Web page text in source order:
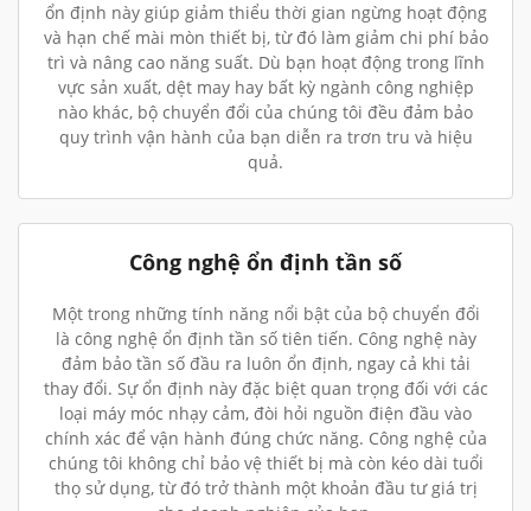
ổn định này giúp giảm thiểu thời gian ngừng hoạt động
và hạn chế mài mòn thiết bị, từ đó làm giảm chi phí bảo
trì và nâng cao năng suất. Dù bạn hoạt động trong lĩnh
vực sản xuất, dệt may hay bất kỳ ngành công nghiệp
nào khác, bộ chuyển đổi của chúng tôi đều đảm bảo
quy trình vận hành của bạn diễn ra trơn tru và hiệu
quả.
Công nghệ ổn định tần số
Một trong những tính năng nổi bật của bộ chuyển đổi
là công nghệ ổn định tần số tiên tiến. Công nghệ này
đảm bảo tần số đầu ra luôn ổn định, ngay cả khi tải
thay đổi. Sự ổn định này đặc biệt quan trọng đối với các
loại máy móc nhạy cảm, đòi hỏi nguồn điện đầu vào
chính xác để vận hành đúng chức năng. Công nghệ của
chúng tôi không chỉ bảo vệ thiết bị mà còn kéo dài tuổi
thọ sử dụng, từ đó trở thành một khoản đầu tư giá trị